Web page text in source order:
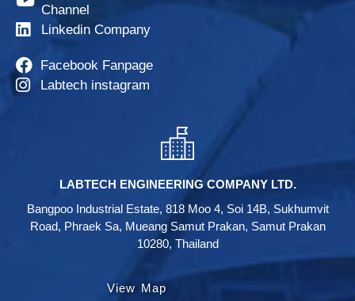
Channel
Linkedin Company
Facebook Fanpage
Labtech instagram
LABTECH ENGINEERING COMPANY LTD.
Bangpoo Industrial Estate, 818 Moo 4, Soi 14B, Sukhumvit
Road, Phraek Sa, Mueang Samut Prakan, Samut Prakan
10280, Thailand
View Map